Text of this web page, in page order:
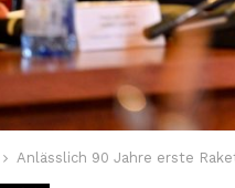
Anlässlich 90 Jahre erste